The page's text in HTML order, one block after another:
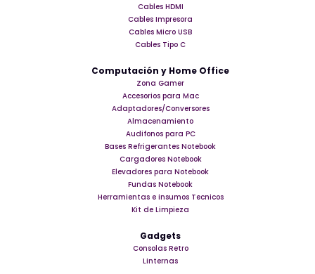
Cables HDMI
Cables Impresora
Cables Micro USB
Cables Tipo C
Computación y Home Office
Zona Gamer
Accesorios para Mac
Adaptadores/Conversores
Almacenamiento
Audifonos para PC
Bases Refrigerantes Notebook
Cargadores Notebook
Elevadores para Notebook
Fundas Notebook
Herramientas e insumos Tecnicos
Kit de Limpieza
Gadgets
Consolas Retro
Linternas